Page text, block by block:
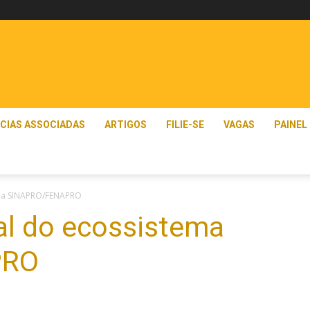
ASSOCIADAS ARTIGOS FILIE-SE VAGAS
FENAPRO
do ecossistema